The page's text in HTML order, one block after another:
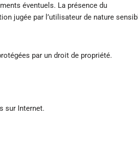
éventuels. La présence du
jugée par l’utilisateur de nature
par un droit de propriété.
sur Internet.